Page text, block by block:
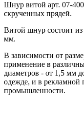
Шнур витой арт. 07-
скрученных прядей.
Витой шнур состоит
мм.
В зависимости от
применение в
диаметров - от 1,5 мм
одежде, и в рекламной
промышленности.